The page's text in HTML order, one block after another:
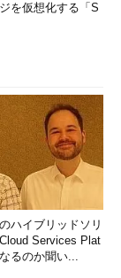
を仮想化する「S
ハイブリッドソリ
Services Plat
るのか聞い...